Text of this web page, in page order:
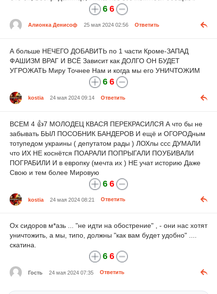
6 6
Алионка Денисоф 25 мая 2024 02:56 Ответить
А больше НЕЧЕГО ДОБАВИТЬ по 1 части Кроме-ЗАПАД
ФАШИЗМ ВРАГ И ВСЁ Зависит как ДОЛГО ОН БУДЕТ
УГРОЖАТЬ Миру Точнее Нам и когда мы его УНИЧТОЖИМ
6 6
kostia 24 мая 2024 09:14 Ответить
ВСЕМ 4 👍7 МОЛОДЕЦ КВАСЯ ПЕРЕКРАСИЛСЯ А что бы не
забывать БЫЛ ПОСОБНИК БАНДЕРОВ И ещё и ОГОРОДным
тотупедом украины ( депутатом рады ) ЛОХлы ссс ДУМАЛИ
что ИХ НЕ коснётся ПОАРАЛИ ПОПРЫГАЛИ ПОУБИВАЛИ
ПОГРАБИЛИ И в европку (мечта их ) НЕ учат историю Даже
Свою и тем более Мировую
6 6
kostia 24 мая 2024 08:21 Ответить
Ох сидоров м*азь ... "не идти на обострение" , - они нас хотят
уничтожить, а мы, типо, должны "как вам будет удобно" ....
скатина.
6 6
Гость 24 мая 2024 07:35 Ответить